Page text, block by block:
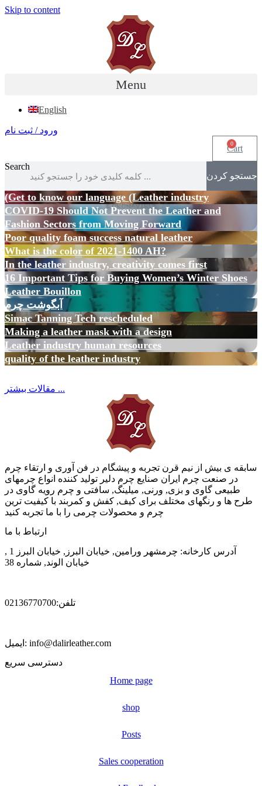
Skip to content
Menu
English
ورود / ثبت نام
0
Cart
Search
جستجو کردن
(Get to know our language (Leather industry
COVID-19 Should Not Prevent the Leather and
Fashion Sectors from Moving Forward
Poor quality foam success natural leather
What is the color of 2021-1400 AH?
In the leather industry, creativity comes first
16 Important Tips for Buying Women’s Winter Shoes
Leather Bouillon
آبگوشت چرم
Simac Tanning Tech rescheduled
Making a leather mask with a design
Leather industry human resources
quality of the leather industry
مقالات بیشتر ...
سابقه ی بیش از نیم قرن تجربه و پیشگام در فن آوری و ارتقاء چرم
در صنعت چرم ایران صنایع چرم دلیر تولید کننده انواع چرمهای
طبیعی گاوی و بزی, ورنی, میلینگ, سافتی و چرم رویه گاوی در
طرح ها و رنگهای مختلف برای کیف, کفش و کمربند با کیفیت ترین
چرم و محصولات چرمی را با ما تجربه کنید
ارتباط با ما
آدرس کارخانه: چرمشهر ورامین, خیابان البرز, خیابان البرز 1 ,
خیابان الوند, شماره 38
تلفن:02136770700
ایمیل: info@dalirleather.com
دسترسی سریع
Home page
shop
Posts
Sales cooperation